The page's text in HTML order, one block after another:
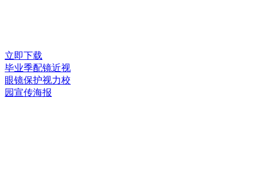
立即下载
毕业季配镜近视
眼镜保护视力校
园宣传海报